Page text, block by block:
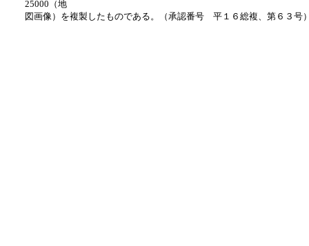
25000（地
図画像）を複製したものである。（承認番号 平１６総複、第６３号